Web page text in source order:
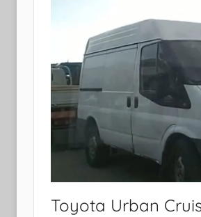
Toyota Urban